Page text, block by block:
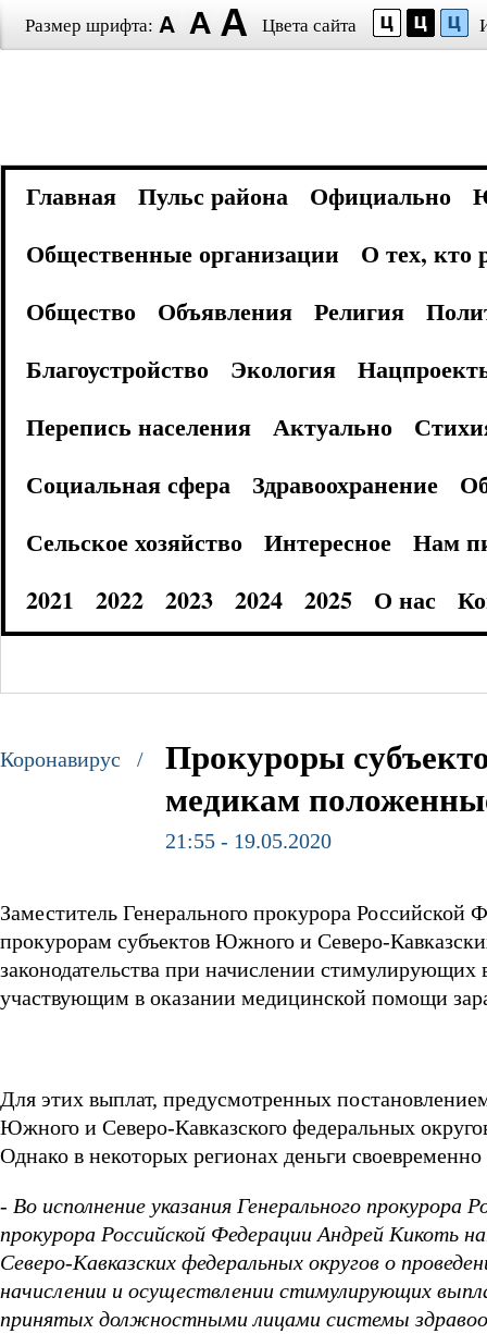
Размер шрифта: Цвета сайта
Главная Пульс района Официально
Общественные организации
О тех, кто
Общество
Объявления Религия
Благоустройство
Экология
Перепись населения
Актуально
Социальная сфера
Здравоохранение
Сельское хозяйство
Интересное
Нам
2021
2022 2023 2024 2025 О нас
Коронавирус /
Прокуроры
медикам
21:55 - 19.05.2020
Заместитель Генерального прокурора
прокурорам субъектов Южного и Северо-
законодательства при начислении
участвующим в оказании медицинской помощи
Для этих выплат, предусмотренных
Южного и Северо-Кавказского федеральных
Однако в некоторых регионах деньги
- Во исполнение указания Генерального прокурора
прокурора Российской Федерации Андрей Кикоть
Северо-Кавказских федеральных округов о
начислении и осуществлении стимулирующих
принятых должностными лицами системы